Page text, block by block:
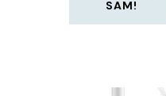
SAM!